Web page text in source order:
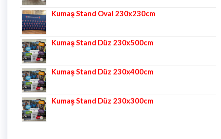
Kumaş Stand Oval 230x230cm
Kumaş Stand Düz 230x500cm
Kumaş Stand Düz 230x400cm
Kumaş Stand Düz 230x300cm